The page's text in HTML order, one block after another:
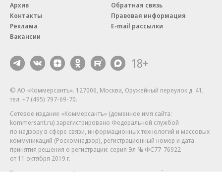
Архив
Контакты
Реклама
Вакансии
Обратная связь
Правовая информация
E-mail рассылки
18+
© АО «Коммерсантъ». 127006, Москва, Оружейный переулок д. 41,
тел. +7 (495) 797-69-70.
Сетевое издание «Коммерсантъ» (доменное имя сайта:
kommersant.ru) зарегистрировано Федеральной службой
по надзору в сфере связи, информационных технологий и массовых
коммуникаций (Роскомнадзор), регистрационный номер и дата
принятия решения о регистрации: серия Эл № ФС77-76922
от 11 октября 2019 г.
Партнерские проекты/материалы, новости компаний, материалы